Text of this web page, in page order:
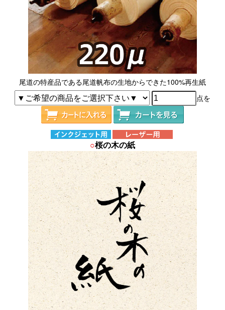
尾道の特産品である尾道帆布の生地からできた100%再生紙
点を
○桜の木の紙